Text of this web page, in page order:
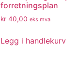
forretningsplan
kr40,00 eks mva
Legg i handlekurv